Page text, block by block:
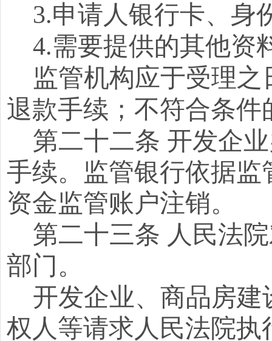
3.申请人银行卡、身
4.需要提供的其他资
监管机构应于受理之
退款手续；不符合条
第二十二条 开发企
手续。监管银行依据
资金监管账户注销。
第二十三条 人民法
部门。
开发企业、商品房
权人等请求人民法院